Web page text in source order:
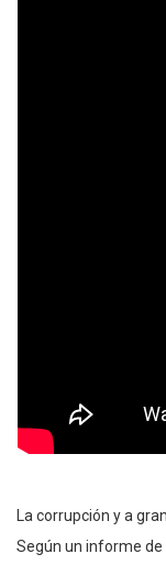
La corrupción y a
Según un informe de